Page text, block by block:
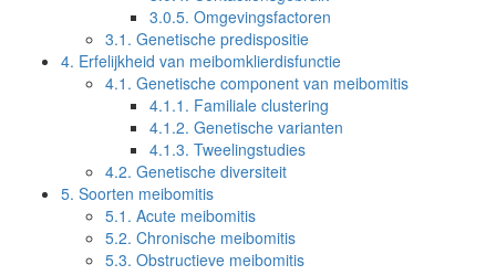
3.0.5. Omgevingsfactoren
3.1. Genetische predispositie
4. Erfelijkheid van meibomklierdisfunctie
4.1. Genetische component van meibomitis
4.1.1. Familiale clustering
4.1.2. Genetische varianten
4.1.3. Tweelingstudies
4.2. Genetische diversiteit
5. Soorten meibomitis
5.1. Acute meibomitis
5.2. Chronische meibomitis
5.3. Obstructieve meibomitis